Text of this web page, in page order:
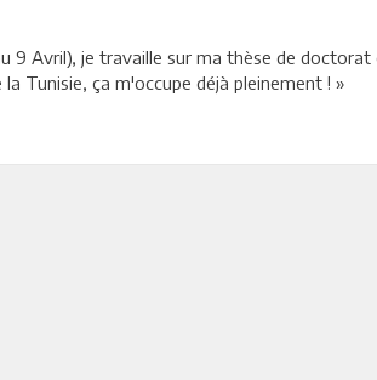
9 Avril), je travaille sur ma thèse de
Tunisie, ça m'occupe déjà pleinement ! »